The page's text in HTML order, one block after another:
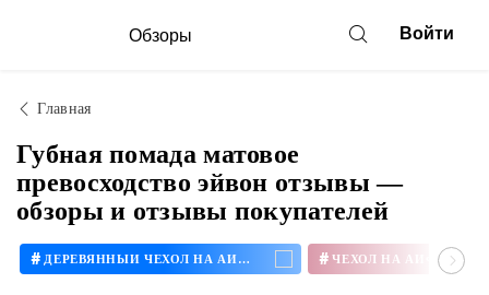
Обзоры Войти
Главная
Губная помада матовое
превосходство эйвон отзывы —
обзоры и отзывы покупателей
# ДЕРЕВЯННЫЙ ЧЕХОЛ НА АЙФОН # ЧЕХОЛ НА АЙФОН 11